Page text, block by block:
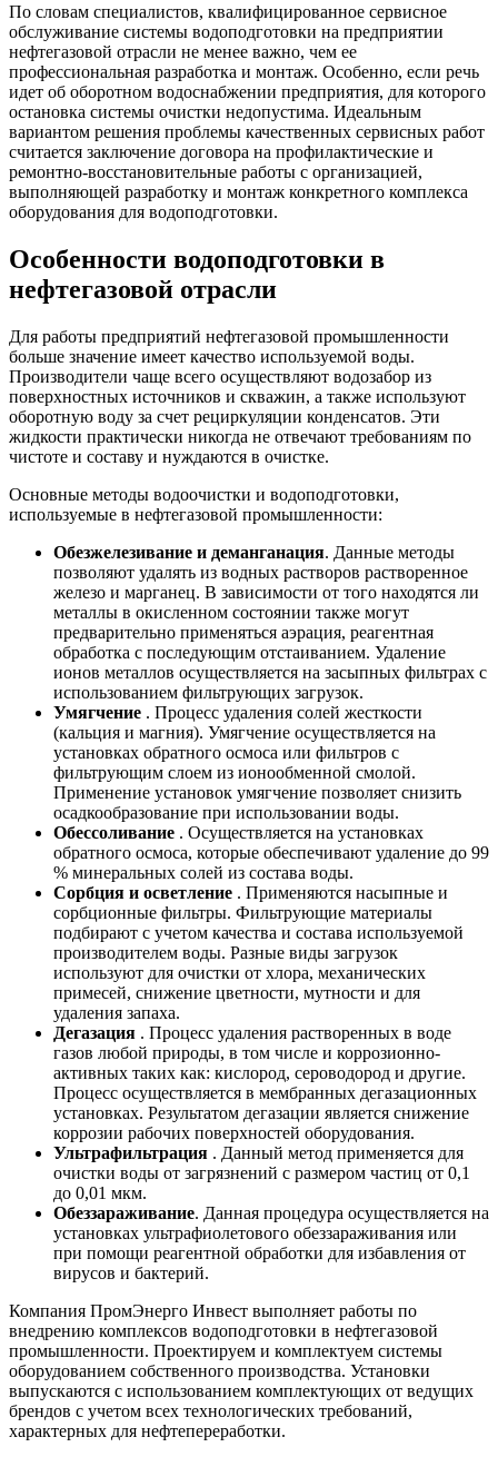
По словам специалистов, квалифицированное сервисное
обслуживание системы водоподготовки на предприятии
нефтегазовой отрасли не менее важно, чем ее
профессиональная разработка и монтаж. Особенно, если речь
идет об оборотном водоснабжении предприятия, для которого
остановка системы очистки недопустима. Идеальным
вариантом решения проблемы качественных сервисных работ
считается заключение договора на профилактические и
ремонтно-восстановительные работы с организацией,
выполняющей разработку и монтаж конкретного комплекса
оборудования для водоподготовки.
Особенности водоподготовки в
нефтегазовой отрасли
Для работы предприятий нефтегазовой промышленности
больше значение имеет качество используемой воды.
Производители чаще всего осуществляют водозабор из
поверхностных источников и скважин, а также используют
оборотную воду за счет рециркуляции конденсатов. Эти
жидкости практически никогда не отвечают требованиям по
чистоте и составу и нуждаются в очистке.
Основные методы водоочистки и водоподготовки,
используемые в нефтегазовой промышленности:
Обезжелезивание и деманганация. Данные методы
позволяют удалять из водных растворов растворенное
железо и марганец. В зависимости от того находятся ли
металлы в окисленном состоянии также могут
предварительно применяться аэрация, реагентная
обработка с последующим отстаиванием. Удаление
ионов металлов осуществляется на засыпных фильтрах с
использованием фильтрующих загрузок.
Умягчение . Процесс удаления солей жесткости
(кальция и магния). Умягчение осуществляется на
установках обратного осмоса или фильтров с
фильтрующим слоем из ионообменной смолой.
Применение установок умягчение позволяет снизить
осадкообразование при использовании воды.
Обессоливание . Осуществляется на установках
обратного осмоса, которые обеспечивают удаление до 99
% минеральных солей из состава воды.
Сорбция и осветление . Применяются насыпные и
сорбционные фильтры. Фильтрующие материалы
подбирают с учетом качества и состава используемой
производителем воды. Разные виды загрузок
используют для очистки от хлора, механических
примесей, снижение цветности, мутности и для
удаления запаха.
Дегазация . Процесс удаления растворенных в воде
газов любой природы, в том числе и коррозионно-
активных таких как: кислород, сероводород и другие.
Процесс осуществляется в мембранных дегазационных
установках. Результатом дегазации является снижение
коррозии рабочих поверхностей оборудования.
Ультрафильтрация . Данный метод применяется для
очистки воды от загрязнений с размером частиц от 0,1
до 0,01 мкм.
Обеззараживание. Данная процедура осуществляется на
установках ультрафиолетового обеззараживания или
при помощи реагентной обработки для избавления от
вирусов и бактерий.
Компания ПромЭнерго Инвест выполняет работы по
внедрению комплексов водоподготовки в нефтегазовой
промышленности. Проектируем и комплектуем системы
оборудованием собственного производства. Установки
выпускаются с использованием комплектующих от ведущих
брендов с учетом всех технологических требований,
характерных для нефтепереработки.